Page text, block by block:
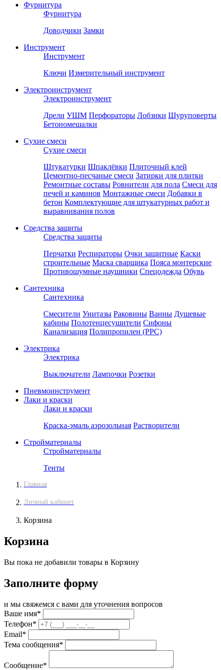
Фурнитура
Фурнитура
Доводчики Замки
Инструмент
Инструмент
Ключи Измерительный инструмент
Электроинструмент
Электроинструмент
Дрели УШМ Перфораторы Лобзики Шуруповерты
Бетономешалки
Сухие смеси
Сухие смеси
Штукатурки Шпаклёвки Плиточный клей
Цементно-песчаные смеси Затирки для плитки
Ремонтные составы Ровнители для пола Смеси для
печей и каминов Монтажные смеси Добавки в
бетон Комплектующие для штукатурных работ и
выравнивания полов
Средства защиты
Средства защиты
Перчатки Респираторы Очки защитные Каски
строительные Маска сварщика Пояса монтерские
Противошумные наушники Спецодежда Обувь
Сантехника
Сантехника
Смесители Унитазы Раковины Ванны Душевые
кабины Полотенцесушители Сифоны
Канализация Полипропилен (PPC)
Электрика
Электрика
Выключатели Лампочки Розетки
Пневмоинструмент
Лаки и краски
Лаки и краски
Краска-эмаль аэрозольная Растворители
Стройматериалы
Стройматериалы
Тенты
Главная
Личный кабинет
Корзина
Корзина
Вы пока не добавили товары в Корзину
Заполните форму
и мы свяжемся с вами для уточнения вопросов
Ваше имя*
Телефон*
Email*
Тема сообщения*
Сообщение*